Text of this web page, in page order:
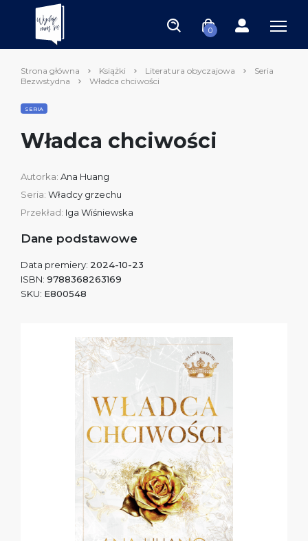
0
Strona główna Książki Literatura obyczajowa
Seria
Bezwstydna
Władca chciwości
SERIA
Władca chciwości
Autorka: Ana Huang
Seria: Władcy grzechu
Przekład: Iga Wiśniewska
Dane podstawowe
Data premiery: 2024-10-23
ISBN: 9788368263169
SKU: E800548